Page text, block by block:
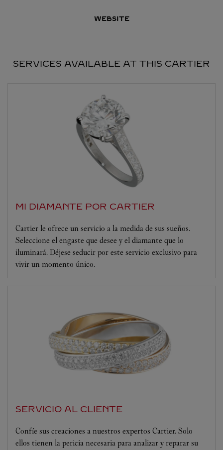
WEBSITE
SERVICES AVAILABLE AT THIS CARTIER
MI DIAMANTE POR CARTIER
Cartier le ofrece un servicio a la medida de sus sueños.
Seleccione el engaste que desee y el diamante que lo
iluminará. Déjese seducir por este servicio exclusivo para
vivir un momento único.
SERVICIO AL CLIENTE
Confíe sus creaciones a nuestros expertos Cartier. Solo
ellos tienen la pericia necesaria para analizar y reparar su